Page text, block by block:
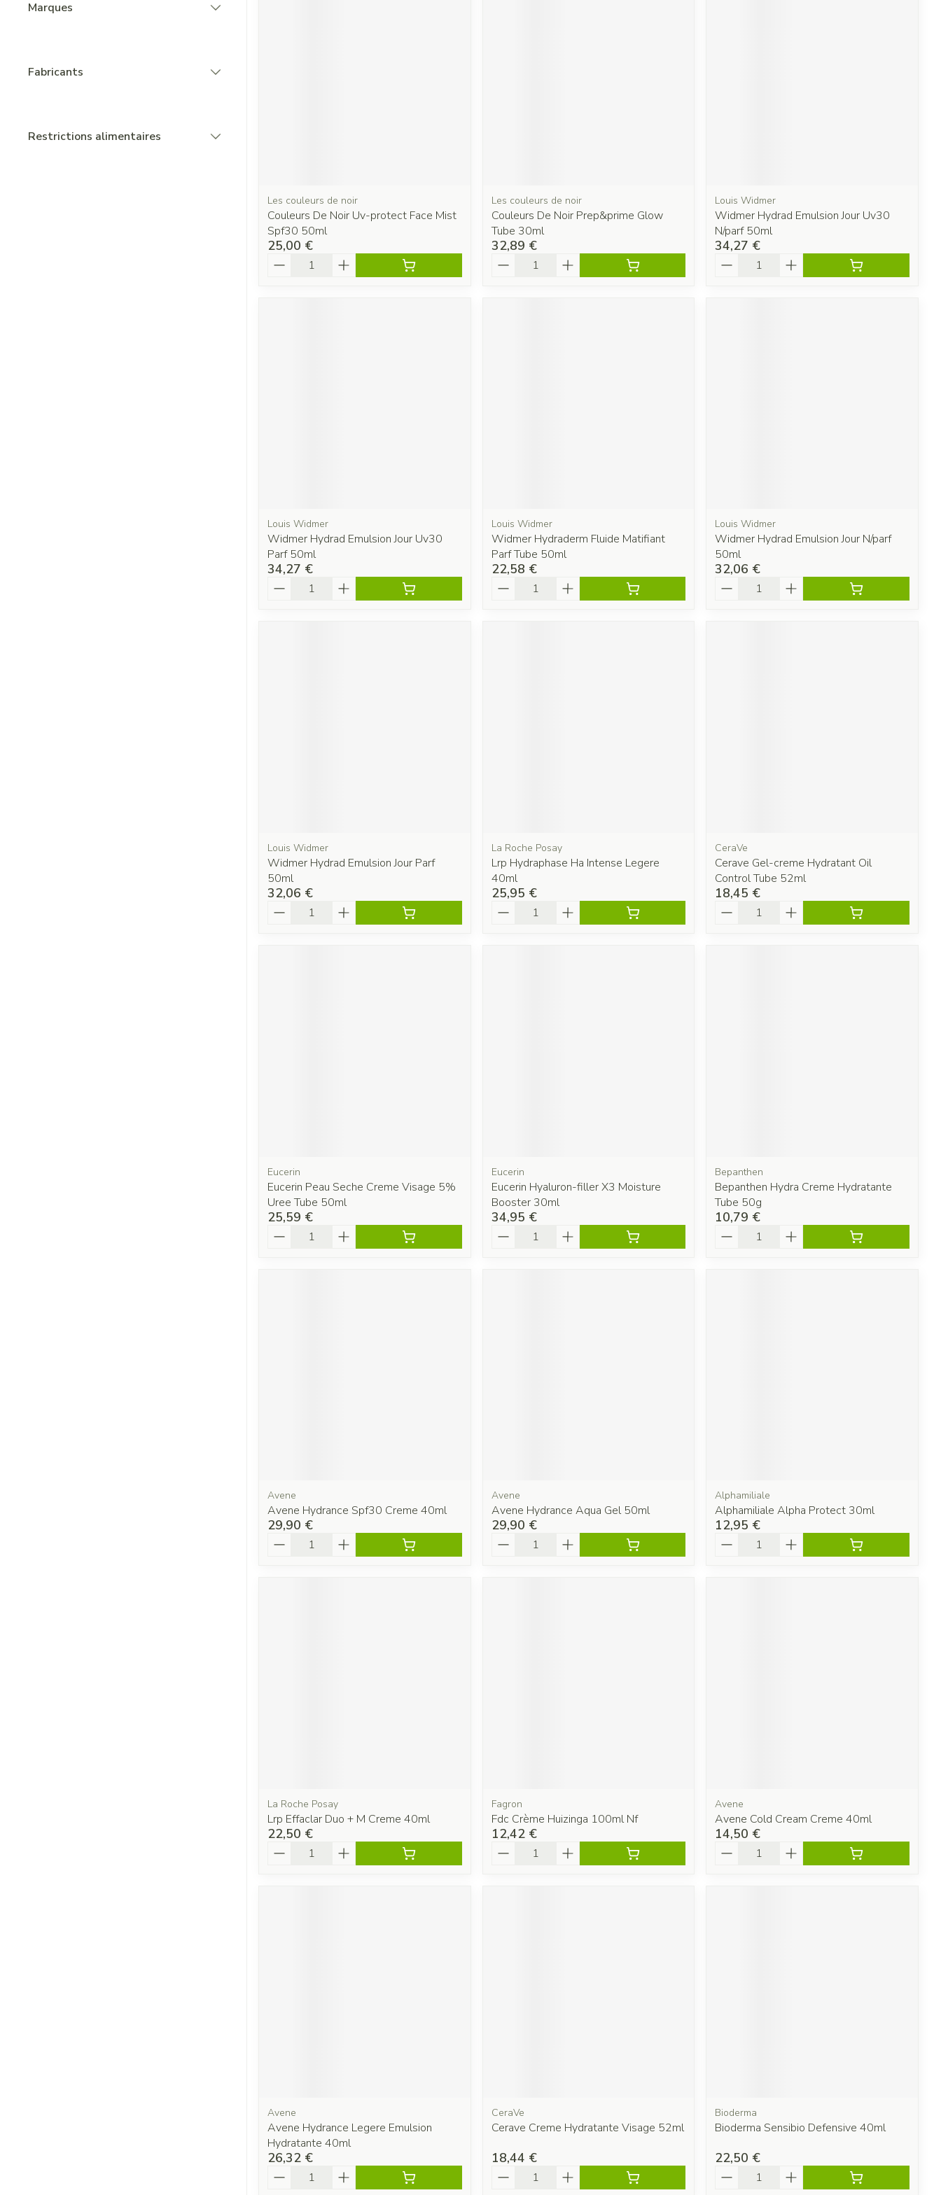
Marques
Fabricants
Restrictions alimentaires
Les couleurs de noir
Couleurs De Noir Uv-protect Face Mist
Spf30 50ml
25,00 €
Quantité
Les couleurs de noir
Couleurs De Noir Prep&prime Glow
Tube 30ml
32,89 €
Quantité
Louis Widmer
Widmer Hydrad Emulsion Jour Uv30
N/parf 50ml
34,27 €
Quantité
Louis Widmer
Widmer Hydrad Emulsion Jour Uv30
Parf 50ml
34,27 €
Quantité
Louis Widmer
Widmer Hydraderm Fluide Matifiant
Parf Tube 50ml
22,58 €
Quantité
Louis Widmer
Widmer Hydrad Emulsion Jour N/parf
50ml
32,06 €
Quantité
Louis Widmer
Widmer Hydrad Emulsion Jour Parf
50ml
32,06 €
Quantité
La Roche Posay
Lrp Hydraphase Ha Intense Legere
40ml
25,95 €
Quantité
CeraVe
Cerave Gel-creme Hydratant Oil
Control Tube 52ml
18,45 €
Quantité
Eucerin
Eucerin Peau Seche Creme Visage 5%
Uree Tube 50ml
25,59 €
Quantité
Eucerin
Eucerin Hyaluron-filler X3 Moisture
Booster 30ml
34,95 €
Quantité
Bepanthen
Bepanthen Hydra Creme Hydratante
Tube 50g
10,79 €
Quantité
Avene
Avene Hydrance Spf30 Creme 40ml
29,90 €
Quantité
Avene
Avene Hydrance Aqua Gel 50ml
29,90 €
Quantité
Alphamiliale
Alphamiliale Alpha Protect 30ml
12,95 €
Quantité
La Roche Posay
Lrp Effaclar Duo + M Creme 40ml
22,50 €
Quantité
Fagron
Fdc Crème Huizinga 100ml Nf
12,42 €
Quantité
Avene
Avene Cold Cream Creme 40ml
14,50 €
Quantité
Avene
Avene Hydrance Legere Emulsion
Hydratante 40ml
26,32 €
Quantité
CeraVe
Cerave Creme Hydratante Visage 52ml
18,44 €
Quantité
Bioderma
Bioderma Sensibio Defensive 40ml
22,50 €
Quantité